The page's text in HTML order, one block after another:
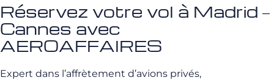
Réservez votre vol à Madrid –
Cannes avec
AEROAFFAIRES
Expert dans l’affrètement d’avions privés,